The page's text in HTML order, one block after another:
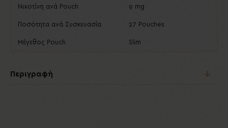
Νικοτίνη ανά Pouch 9 mg
Ποσότητα ανά Συσκευασία 27 Pouches
Μέγεθος Pouch Slim
Περιγραφή